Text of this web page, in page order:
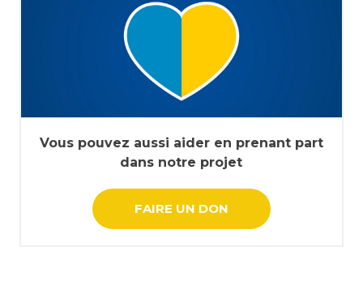
Vous pouvez aussi aider en prenant part
dans notre projet
FAIRE UN DON